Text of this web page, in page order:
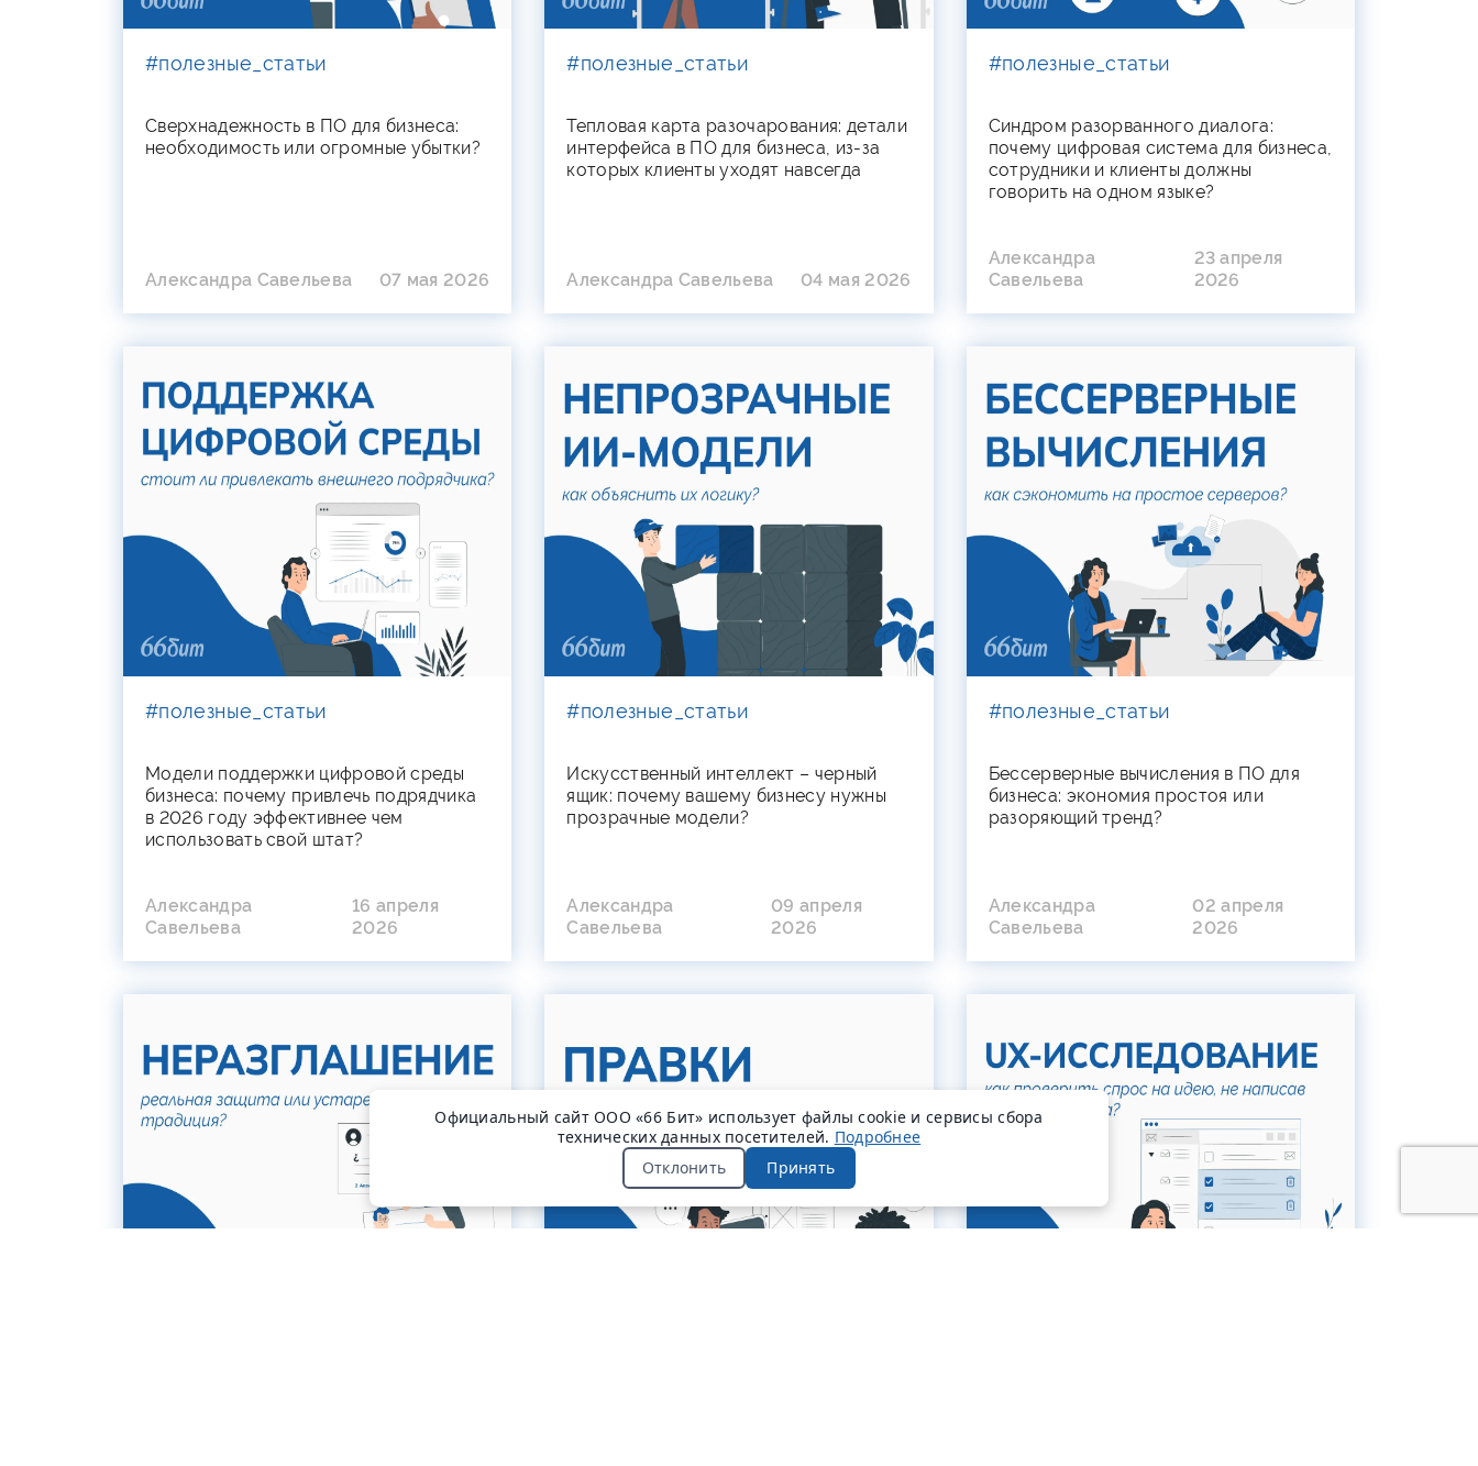
Официальный сайт ООО «66 Бит» использует файлы cookie и сервисы сбора
технических данных посетителей. Подробнее
Отклонить
Принять
#полезные_статьи
Сверхнадежность в ПО для бизнеса:
необходимость или огромные убытки?
Александра Савельева 07 мая 2026
#полезные_статьи
Тепловая карта разочарования: детали
интерфейса в ПО для бизнеса, из-за
которых клиенты уходят навсегда
Александра Савельева 04 мая 2026
#полезные_статьи
Синдром разорванного диалога:
почему цифровая система для бизнеса,
сотрудники и клиенты должны
говорить на одном языке?
Александра
Савельева
23 апреля
2026
#полезные_статьи
Модели поддержки цифровой среды
бизнеса: почему привлечь подрядчика
в 2026 году эффективнее чем
использовать свой штат?
Александра
Савельева
16 апреля
2026
#полезные_статьи
Искусственный интеллект – черный
ящик: почему вашему бизнесу нужны
прозрачные модели?
Александра
Савельева
09 апреля
2026
#полезные_статьи
Бессерверные вычисления в ПО для
бизнеса: экономия простоя или
разоряющий тренд?
Александра
Савельева
02 апреля
2026